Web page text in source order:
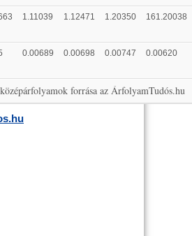
1.11039 1.12471 1.20350 161.20038
0.00689 0.00698 0.00747 0.00620
forrása az ÁrfolyamTudós.hu